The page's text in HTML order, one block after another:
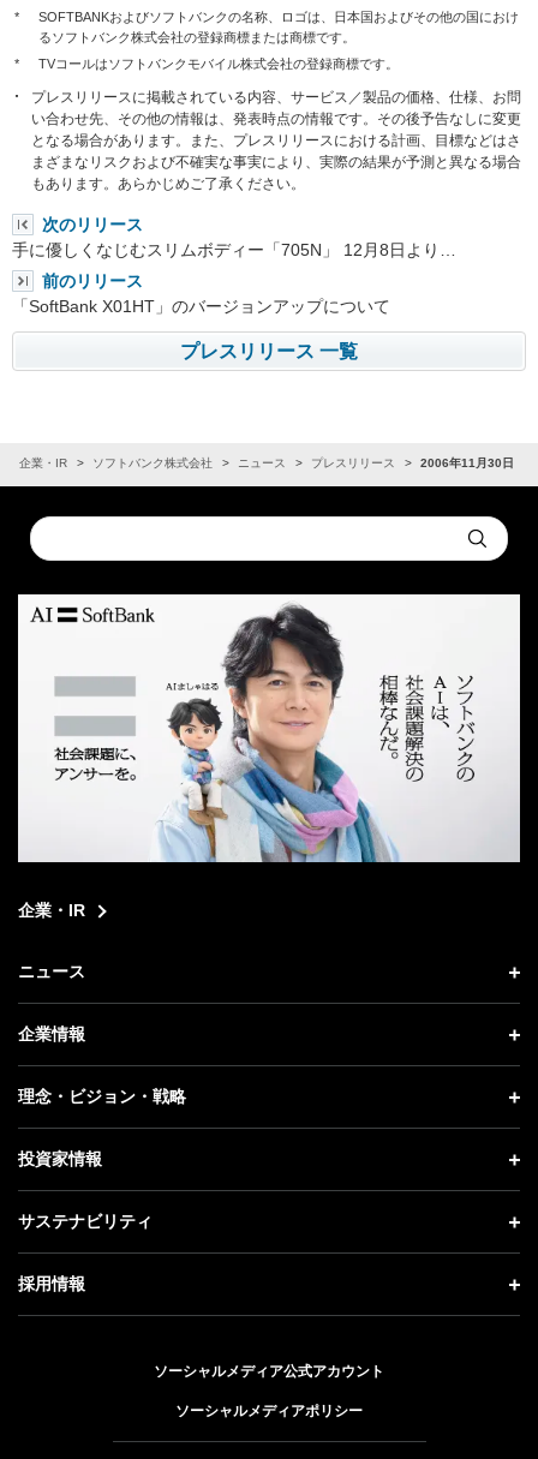
*
SOFTBANKおよびソフトバンクの名称、ロゴは、日本国およびその他の国におけ
るソフトバンク株式会社の登録商標または商標です。
*
TVコールはソフトバンクモバイル株式会社の登録商標です。
プレスリリースに掲載されている内容、サービス／製品の価格、仕様、お問
い合わせ先、その他の情報は、発表時点の情報です。その後予告なしに変更
となる場合があります。また、プレスリリースにおける計画、目標などはさ
まざまなリスクおよび不確実な事実により、実際の結果が予測と異なる場合
もあります。あらかじめご了承ください。
次のリリース
手に優しくなじむスリムボディー「705N」 12月8日より…
前のリリース
「SoftBank X01HT」のバージョンアップについて
プレスリリース 一覧
企業・IR ソフトバンク株式会社 ニュース プレスリリース 2006年11月30日
Conduct
a
Submit
企業・IR
ニュース
ニュース トップ
プレスリリース
更新情報
記者説明会
企業情報
企業情報 トップ
社長メッセージ
事業紹介
ガバナンス
理念・ビジョン・戦略
理念・ビジョン・戦略 トップ
成長戦略「Activate AI for Society」
人材戦略
投資家情報
投資家情報 トップ
経営方針
個人投資家の皆さまへ
サステナビリティ
サステナビリティ トップ
トップメッセージ
ESG方針・体制
採用情報
ソーシャルメディア公式アカウント
ソーシャルメディアポリシー